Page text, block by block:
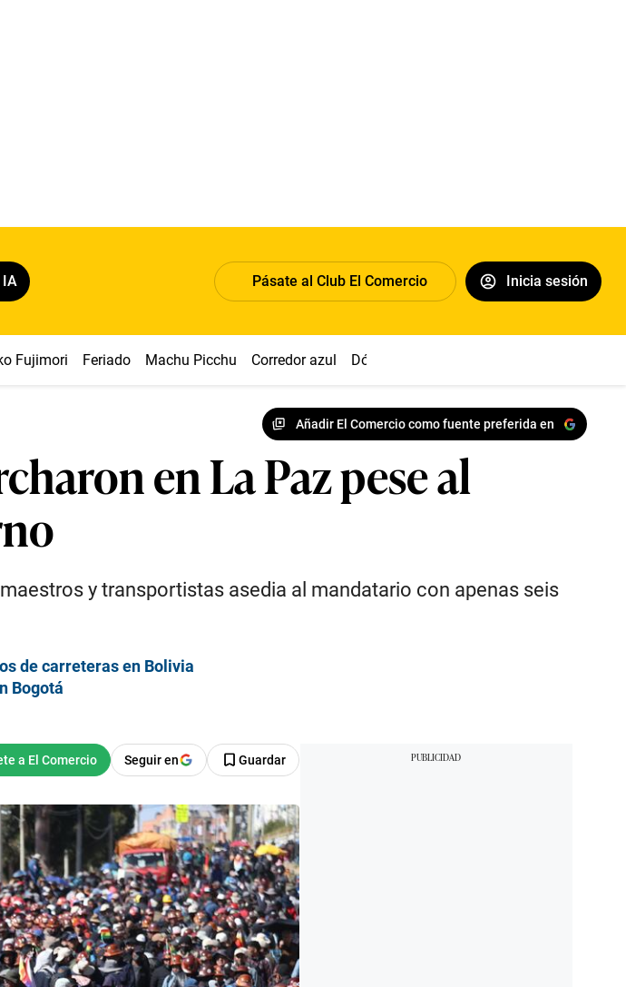
Pásate al Club El Comercio Inicia sesión
Fujimori Feriado Machu Picchu Corredor azul Dólar
Añadir El Comercio como fuente preferida en
en La Paz pese al
y transportistas asedia al mandatario con apenas seis
de carreteras en Bolivia
Bogotá
Seguir en Guardar